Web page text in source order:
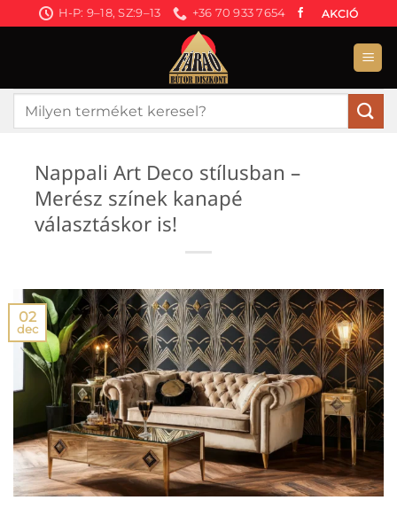
to
H-P: 9–18, SZ:9–13 +36 70 933 7654 AKCIÓ
Keresés
Nappali Art Deco stílusban –
Merész színek kanapé
választáskor is!
02
dec